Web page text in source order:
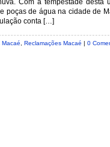
Com a tempestade desta
poças de água na cidade de
conta […]
Macaé Reclamações Macaé | 0